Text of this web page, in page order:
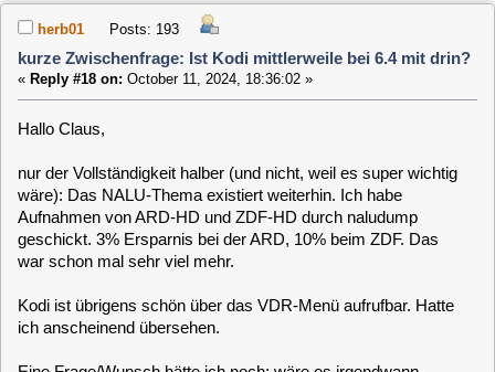
Eine Frage/Wunsch hätte ich noch: wäre es irgendwann
möglich, den elchichhd-skin wieder wie bei der 5.5.
hinzuzufügen?
Viele Grüße
herb01 Posts: 193
kurze Zwischenfrage: Ist Kodi mittlerweile bei 6.4 mit drin?
«Reply #19 on: October 12, 2024, 18:00:00 »
und falls es noch jemand braucht: so einfach kommt man
Verzeichnissen ran. Das geht aber zum Beispiel für root so:
Code:
[Select]